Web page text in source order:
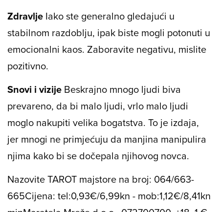
Zdravlje Iako ste generalno gledajući u
stabilnom razdoblju, ipak biste mogli potonuti u
emocionalni kaos. Zaboravite negativu, mislite
pozitivno.
Snovi i vizije Beskrajno mnogo ljudi biva
prevareno, da bi malo ljudi, vrlo malo ljudi
moglo nakupiti velika bogatstva. To je izdaja,
jer mnogi ne primjećuju da manjina manipulira
njima kako bi se dočepala njihovog novca.
Nazovite TAROT majstore na broj: 064/663-
665Cijena: tel:0,93€/6,99kn - mob:1,12€/8,41kn